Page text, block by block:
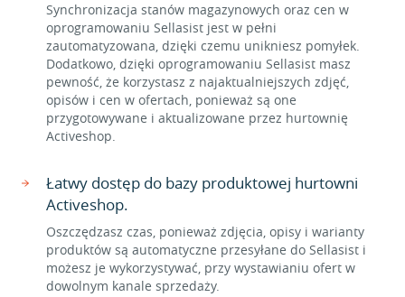
Synchronizacja stanów magazynowych oraz cen w
oprogramowaniu Sellasist jest w pełni
zautomatyzowana, dzięki czemu unikniesz pomyłek.
Dodatkowo, dzięki oprogramowaniu Sellasist masz
pewność, że korzystasz z najaktualniejszych zdjęć,
opisów i cen w ofertach, ponieważ są one
przygotowywane i aktualizowane przez hurtownię
Activeshop.
Łatwy dostęp do bazy produktowej hurtowni
Activeshop.
Oszczędzasz czas, ponieważ zdjęcia, opisy i warianty
produktów są automatyczne przesyłane do Sellasist i
możesz je wykorzystywać, przy wystawianiu ofert w
dowolnym kanale sprzedaży.